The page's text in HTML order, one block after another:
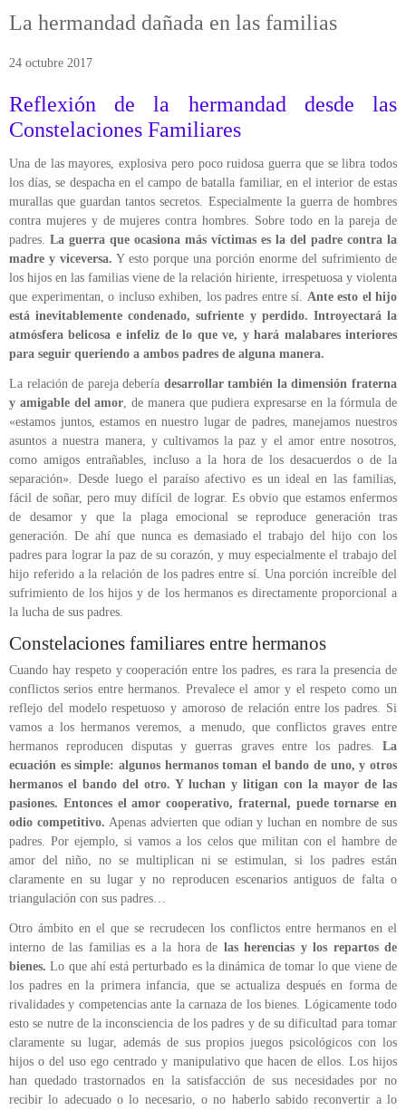
ÁREA DE PEDAGOGÍA SISTÉMICA
ÁREA ONLINE
La hermandad dañada en las familias
24 octubre 2017
Reflexión de la hermandad desde las
Constelaciones Familiares
Una de las mayores, explosiva pero poco ruidosa guerra que se libra todos
los días, se despacha en el campo de batalla familiar, en el interior de estas
murallas que guardan tantos secretos. Especialmente la guerra de hombres
contra mujeres y de mujeres contra hombres. Sobre todo en la pareja de
padres. La guerra que ocasiona más víctimas es la del padre contra la
madre y viceversa. Y esto porque una porción enorme del sufrimiento de
los hijos en las familias viene de la relación hiriente, irrespetuosa y violenta
que experimentan, o incluso exhiben, los padres entre sí. Ante esto el hijo
está inevitablemente condenado, sufriente y perdido. Introyectará la
atmósfera belicosa e infeliz de lo que ve, y hará malabares interiores
para seguir queriendo a ambos padres de alguna manera.
La relación de pareja debería desarrollar también la dimensión fraterna
y amigable del amor , de manera que pudiera expresarse en la fórmula de
«estamos juntos, estamos en nuestro lugar de padres, manejamos nuestros
asuntos a nuestra manera, y cultivamos la paz y el amor entre nosotros,
como amigos entrañables, incluso a la hora de los desacuerdos o de la
separación». Desde luego el paraíso afectivo es un ideal en las familias,
fácil de soñar, pero muy difícil de lograr. Es obvio que estamos enfermos
de desamor y que la plaga emocional se reproduce generación tras
generación. De ahí que nunca es demasiado el trabajo del hijo con los
padres para lograr la paz de su corazón, y muy especialmente el trabajo del
hijo referido a la relación de los padres entre sí. Una porción increíble del
sufrimiento de los hijos y de los hermanos es directamente proporcional a
la lucha de sus padres.
Constelaciones familiares entre hermanos
Cuando hay respeto y cooperación entre los padres, es rara la presencia de
conflictos serios entre hermanos. Prevalece el amor y el respeto como un
reflejo del modelo respetuoso y amoroso de relación entre los padres. Si
vamos a los hermanos veremos, a menudo, que conflictos graves entre
hermanos reproducen disputas y guerras graves entre los padres. La
ecuación es simple: algunos hermanos toman el bando de uno, y otros
hermanos el bando del otro. Y luchan y litigan con la mayor de las
pasiones. Entonces el amor cooperativo, fraternal, puede tornarse en
odio competitivo. Apenas advierten que odian y luchan en nombre de sus
padres. Por ejemplo, si vamos a los celos que militan con el hambre de
amor del niño, no se multiplican ni se estimulan, si los padres están
claramente en su lugar y no reproducen escenarios antiguos de falta o
triangulación con sus padres…
Otro ámbito en el que se recrudecen los conflictos entre hermanos en el
interno de las familias es a la hora de las herencias y los repartos de
bienes. Lo que ahí está perturbado es la dinámica de tomar lo que viene de
los padres en la primera infancia, que se actualiza después en forma de
rivalidades y competencias ante la carnaza de los bienes. Lógicamente todo
esto se nutre de la inconsciencia de los padres y de su dificultad para tomar
claramente su lugar, además de sus propios juegos psicológicos con los
hijos o del uso ego centrado y manipulativo que hacen de ellos. Los hijos
han quedado trastornados en la satisfacción de sus necesidades por no
recibir lo adecuado o lo necesario, o no haberlo sabido reconvertir a lo